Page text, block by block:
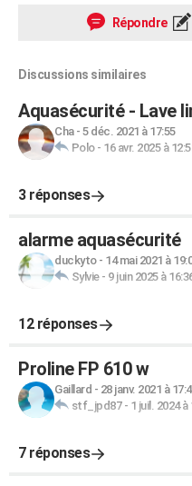
Répondre
Discussions similaires
Aquasécurité - Lave
Cha- 5 déc. 2021 à 17:55
Polo- 16 avr. 2025 à
3 réponses
alarme aquasécurité
duckyto- 14 mai 2021 à
Sylvie- 9 juin 2025 à
12 réponses
Proline FP 610 w
Gaillard - 28 janv. 2021 à
stf_jpd87- 1 juil. 2024 à
7 réponses